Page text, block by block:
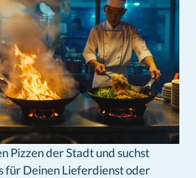
Pizzen der Stadt und suchst
für Deinen Lieferdienst oder